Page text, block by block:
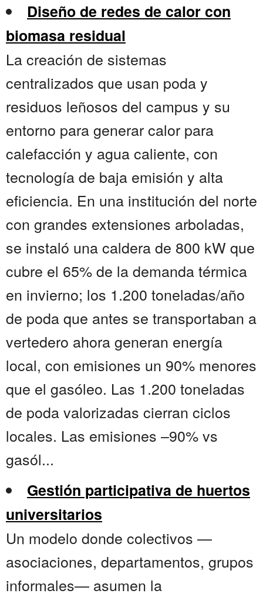
Diseño de redes de calor con
biomasa residual
La creación de sistemas
centralizados que usan poda y
residuos leñosos del campus y su
entorno para generar calor para
calefacción y agua caliente, con
tecnología de baja emisión y alta
eficiencia. En una institución del norte
con grandes extensiones arboladas,
se instaló una caldera de 800 kW que
cubre el 65% de la demanda térmica
en invierno; los 1.200 toneladas/año
de poda que antes se transportaban a
vertedero ahora generan energía
local, con emisiones un 90% menores
que el gasóleo. Las 1.200 toneladas
de poda valorizadas cierran ciclos
locales. Las emisiones –90% vs
gasól...
Gestión participativa de huertos
universitarios
Un modelo donde colectivos —
asociaciones, departamentos, grupos
informales— asumen la